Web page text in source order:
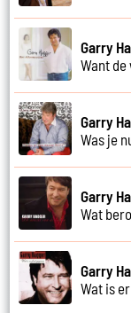
Garry
Want
Garry
Was je
Garry
Wat
Garry
Wat is